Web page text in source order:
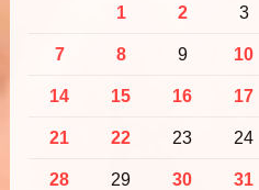
1 2 3
7 8 9 10
14 15 16 17
21 22 23 24
28 29 30 31